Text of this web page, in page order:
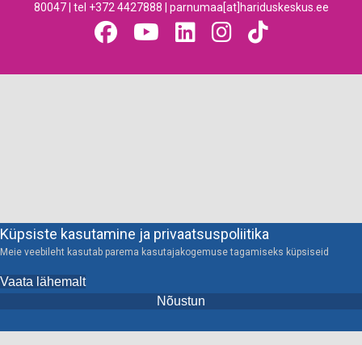
80047 | tel +372 4427888 | parnumaa[at]hariduskeskus.ee
Küpsiste kasutamine ja privaatsuspoliitika
Meie veebileht kasutab parema kasutajakogemuse tagamiseks küpsiseid
Vaata lähemalt
Nõustun